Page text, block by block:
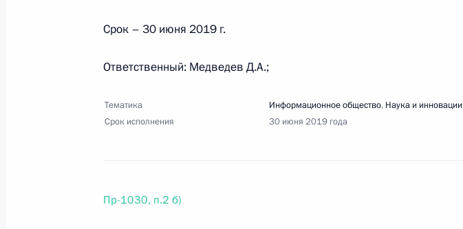
Разделы сайта
Президента
Видео и фото
Информационные
ресурсы
Официальные
Срок – 30 июня 2019 г.
Ответственный: Медведев Д.А.;
Тематика Информационное общество, Наука и инновации
Срок исполнения
30 июня 2019 года
Пр-1030, п.2 б)